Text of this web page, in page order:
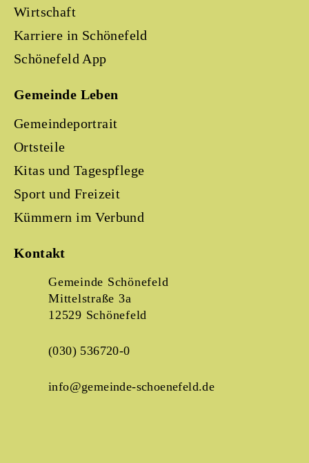
Wirtschaft
Karriere in Schönefeld
Schönefeld App
Gemeinde Leben
Gemeindeportrait
Ortsteile
Kitas und Tagespflege
Sport und Freizeit
Kümmern im Verbund
Kontakt
Gemeinde Schönefeld
Mittelstraße 3a
12529 Schönefeld
(030) 536720-0
info@gemeinde-schoenefeld.de